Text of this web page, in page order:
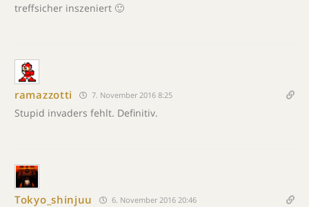
treffsicher inszeniert 🙂
ramazzotti 7. November 2016 8:25
Stupid invaders fehlt. Definitiv.
Tokyo_shinjuu 6. November 2016 20:46